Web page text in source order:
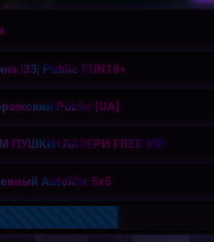
|33| Public FUN18+
Public [UA]
ПУШКИ+ЛАЗЕРИ FREE VIP
AutoMix 5x5